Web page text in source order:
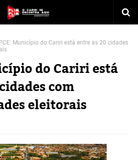
Município do Cariri está entre as 20 cidades
do Cariri está
com
eleitorais